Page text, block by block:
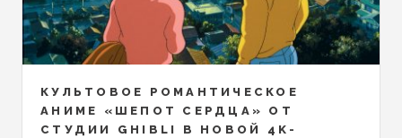
КУЛЬТОВОЕ РОМАНТИЧЕСКОЕ
АНИМЕ «ШЕПОТ СЕРДЦА» ОТ
СТУДИИ GHIBLI В НОВОЙ 4K-